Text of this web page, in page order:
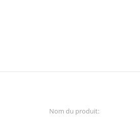
Nom du produit: